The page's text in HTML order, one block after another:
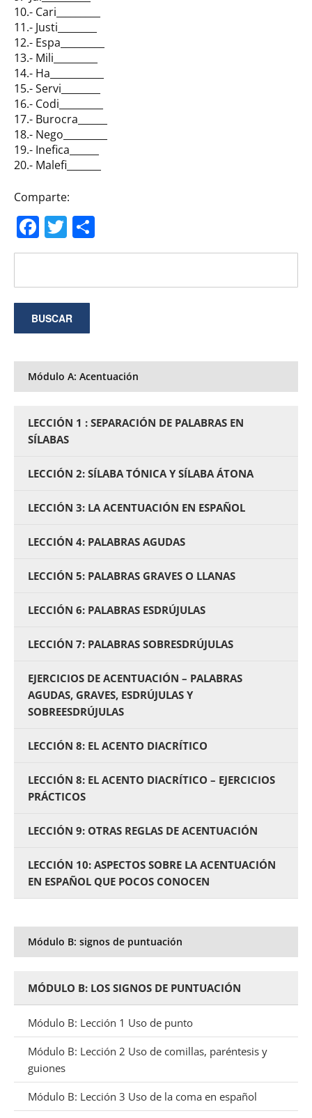
10.- Cari_________
11.- Justi________
12.- Espa_________
13.- Mili_________
14.- Ha___________
15.- Servi________
16.- Codi_________
17.- Burocra______
18.- Nego_________
19.- Inefica______
20.- Malefi_______
Comparte:
Facebook
Twitter
Módulo A: Acentuación
LECCIÓN 1 : SEPARACIÓN DE PALABRAS EN
SÍLABAS
LECCIÓN 2: SÍLABA TÓNICA Y SÍLABA ÁTONA
LECCIÓN 3: LA ACENTUACIÓN EN ESPAÑOL
LECCIÓN 4: PALABRAS AGUDAS
LECCIÓN 5: PALABRAS GRAVES O LLANAS
LECCIÓN 6: PALABRAS ESDRÚJULAS
LECCIÓN 7: PALABRAS SOBRESDRÚJULAS
EJERCICIOS DE ACENTUACIÓN – PALABRAS
AGUDAS, GRAVES, ESDRÚJULAS Y
SOBREESDRÚJULAS
LECCIÓN 8: EL ACENTO DIACRÍTICO
LECCIÓN 8: EL ACENTO DIACRÍTICO – EJERCICIOS
PRÁCTICOS
LECCIÓN 9: OTRAS REGLAS DE ACENTUACIÓN
LECCIÓN 10: ASPECTOS SOBRE LA ACENTUACIÓN
EN ESPAÑOL QUE POCOS CONOCEN
Módulo B: signos de puntuación
MÓDULO B: LOS SIGNOS DE PUNTUACIÓN
Módulo B: Lección 1 Uso de punto
Módulo B: Lección 2 Uso de comillas, paréntesis y
guiones
Módulo B: Lección 3 Uso de la coma en español